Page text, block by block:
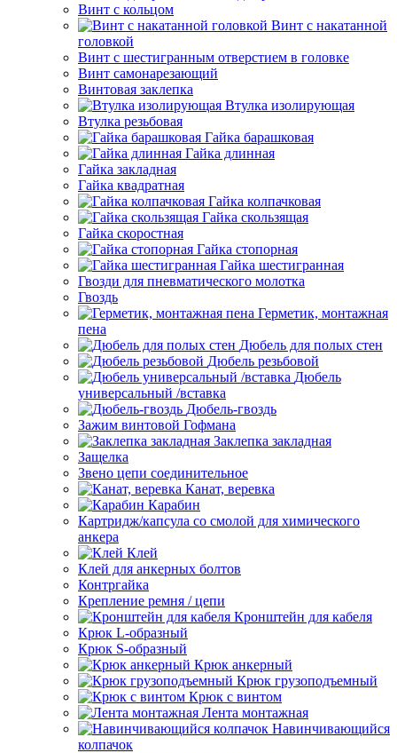
Винт с кольцом
Винт с накатанной
головкой
Винт с шестигранным отверстием в головке
Винт самонарезающий
Винтовая заклепка
Втулка изолирующая
Втулка резьбовая
Гайка барашковая
Гайка длинная
Гайка закладная
Гайка квадратная
Гайка колпачковая
Гайка скользящая
Гайка скоростная
Гайка стопорная
Гайка шестигранная
Гвозди для пневматического молотка
Гвоздь
Герметик, монтажная
пена
Дюбель для полых стен
Дюбель резьбовой
Дюбель
универсальный /вставка
Дюбель-гвоздь
Зажим винтовой Гофмана
Заклепка закладная
Защелка
Звено цепи соединительное
Канат, веревка
Карабин
Картридж/капсула со смолой для химического
анкера
Клей
Клей для анкерных болтов
Контргайка
Крепление ремня / цепи
Кронштейн для кабеля
Крюк L-образный
Крюк S-образный
Крюк анкерный
Крюк грузоподъемный
Крюк с винтом
Лента монтажная
Навинчивающийся
колпачок